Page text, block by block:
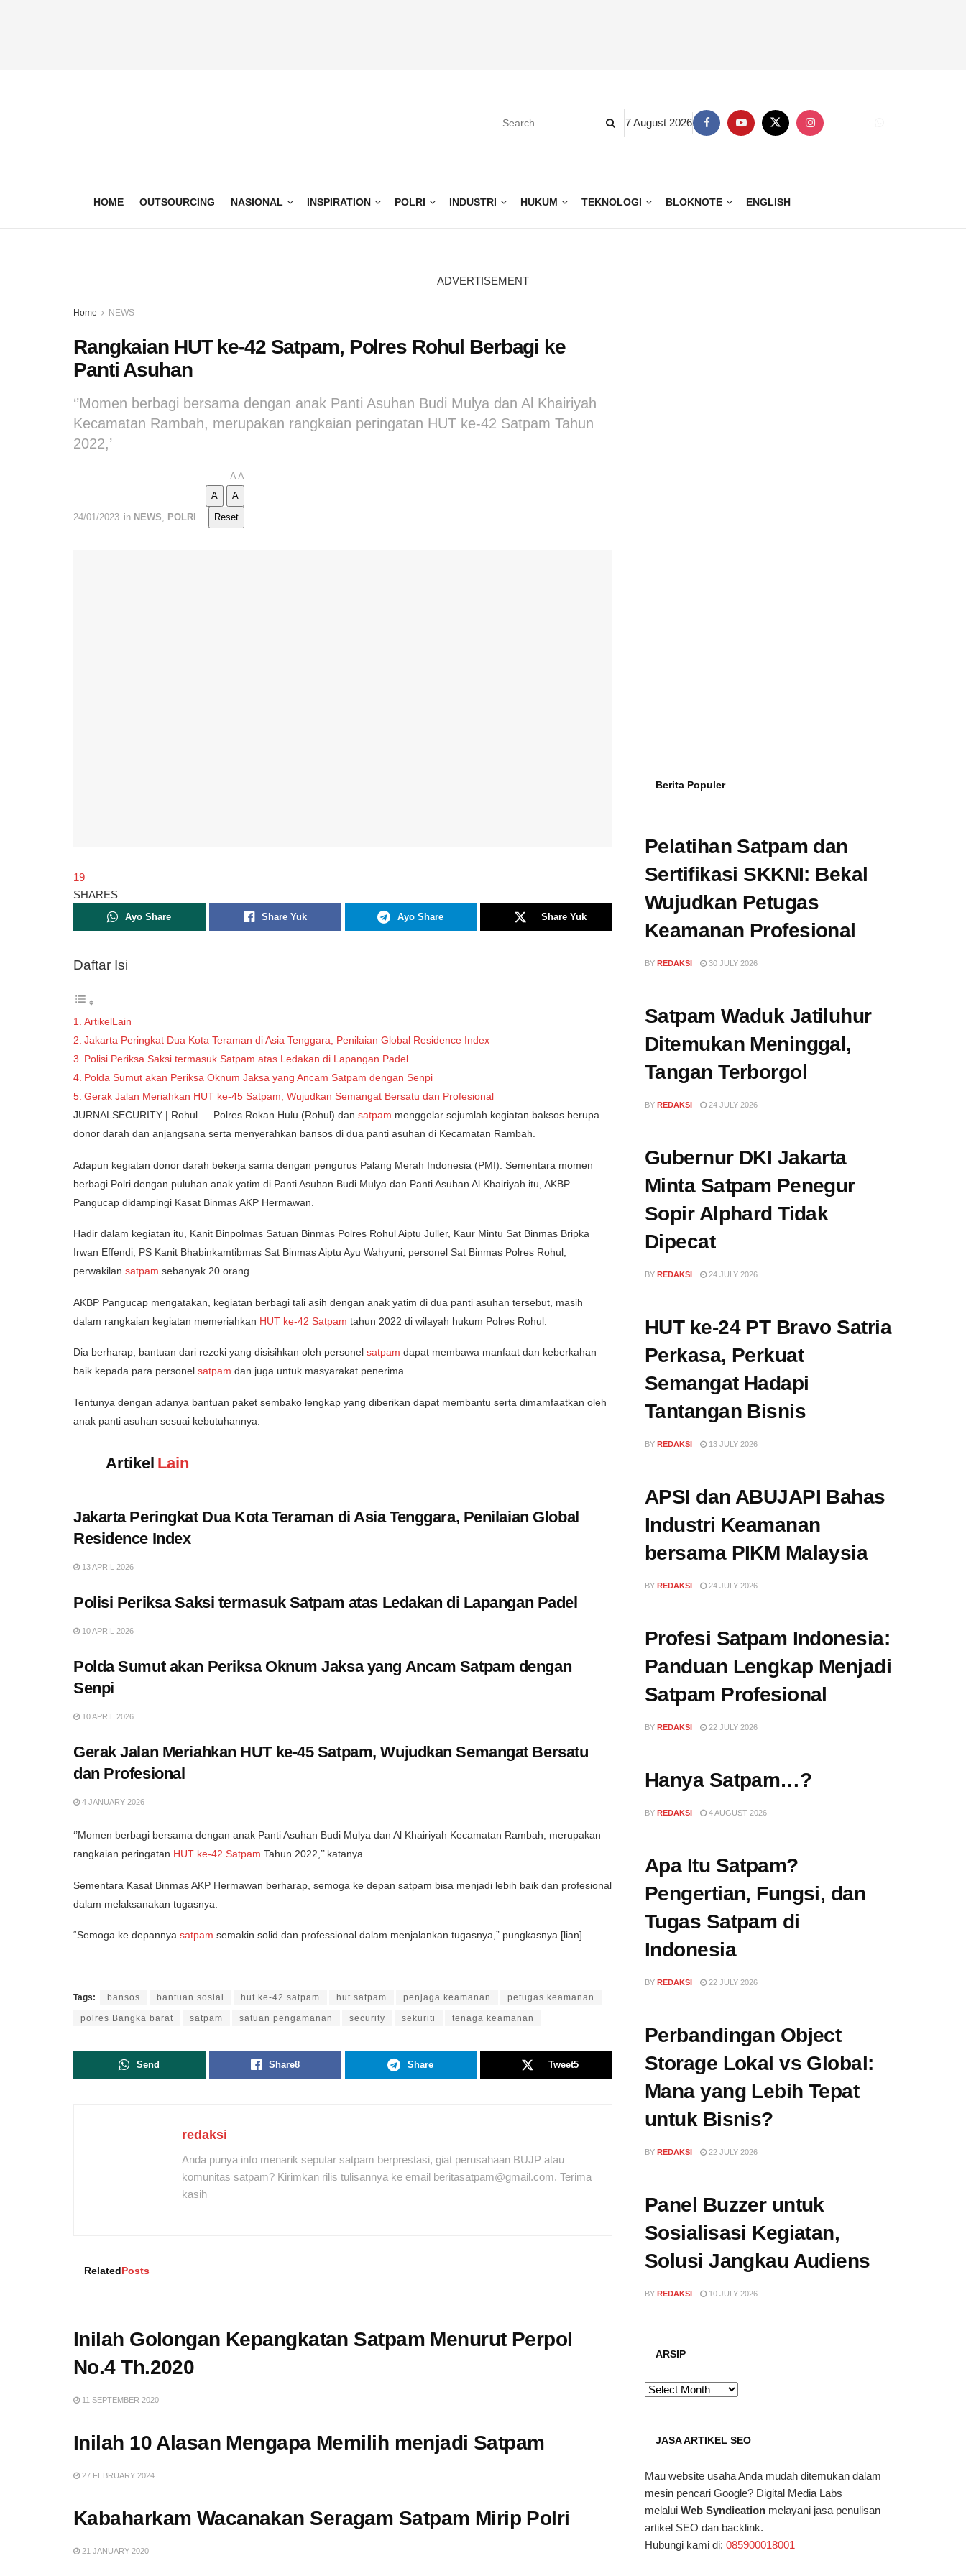
7 August 2026
HOME OUTSOURCING NASIONAL INSPIRATION POLRI INDUSTRI HUKUM TEKNOLOGI BLOKNOTE ENGLISH
ADVERTISEMENT
Home NEWS
Rangkaian HUT ke-42 Satpam, Polres Rohul Berbagi ke
Panti Asuhan
‘’Momen berbagi bersama dengan anak Panti Asuhan Budi Mulya dan Al Khairiyah
Kecamatan Rambah, merupakan rangkaian peringatan HUT ke-42 Satpam Tahun
2022,’
24/01/2023 in NEWS, POLRI
A A
A
A
Reset
19
SHARES
Ayo Share Share Yuk Ayo Share Share Yuk
Daftar Isi
ArtikelLain
Jakarta Peringkat Dua Kota Teraman di Asia Tenggara, Penilaian Global Residence Index
Polisi Periksa Saksi termasuk Satpam atas Ledakan di Lapangan Padel
Polda Sumut akan Periksa Oknum Jaksa yang Ancam Satpam dengan Senpi
Gerak Jalan Meriahkan HUT ke-45 Satpam, Wujudkan Semangat Bersatu dan Profesional
JURNALSECURITY | Rohul — Polres Rokan Hulu (Rohul) dan satpam menggelar sejumlah kegiatan baksos berupa
donor darah dan anjangsana serta menyerahkan bansos di dua panti asuhan di Kecamatan Rambah.
Adapun kegiatan donor darah bekerja sama dengan pengurus Palang Merah Indonesia (PMI). Sementara momen
berbagi Polri dengan puluhan anak yatim di Panti Asuhan Budi Mulya dan Panti Asuhan Al Khairiyah itu, AKBP
Pangucap didampingi Kasat Binmas AKP Hermawan.
Hadir dalam kegiatan itu, Kanit Binpolmas Satuan Binmas Polres Rohul Aiptu Juller, Kaur Mintu Sat Binmas Bripka
Irwan Effendi, PS Kanit Bhabinkamtibmas Sat Binmas Aiptu Ayu Wahyuni, personel Sat Binmas Polres Rohul,
perwakilan satpam sebanyak 20 orang.
AKBP Pangucap mengatakan, kegiatan berbagi tali asih dengan anak yatim di dua panti asuhan tersebut, masih
dalam rangkaian kegiatan memeriahkan HUT ke-42 Satpam tahun 2022 di wilayah hukum Polres Rohul.
Dia berharap, bantuan dari rezeki yang disisihkan oleh personel satpam dapat membawa manfaat dan keberkahan
baik kepada para personel satpam dan juga untuk masyarakat penerima.
Tentunya dengan adanya bantuan paket sembako lengkap yang diberikan dapat membantu serta dimamfaatkan oleh
anak panti asuhan sesuai kebutuhannya.
Artikel Lain
Jakarta Peringkat Dua Kota Teraman di Asia Tenggara, Penilaian Global
Residence Index
13 APRIL 2026
Polisi Periksa Saksi termasuk Satpam atas Ledakan di Lapangan Padel
10 APRIL 2026
Polda Sumut akan Periksa Oknum Jaksa yang Ancam Satpam dengan
Senpi
10 APRIL 2026
Gerak Jalan Meriahkan HUT ke-45 Satpam, Wujudkan Semangat Bersatu
dan Profesional
4 JANUARY 2026
‘’Momen berbagi bersama dengan anak Panti Asuhan Budi Mulya dan Al Khairiyah Kecamatan Rambah, merupakan
rangkaian peringatan HUT ke-42 Satpam Tahun 2022,’’ katanya.
Sementara Kasat Binmas AKP Hermawan berharap, semoga ke depan satpam bisa menjadi lebih baik dan profesional
dalam melaksanakan tugasnya.
“Semoga ke depannya satpam semakin solid dan professional dalam menjalankan tugasnya,” pungkasnya.[lian]
Tags: bansos bantuan sosial hut ke-42 satpam hut satpam penjaga keamanan petugas keamanan
polres Bangka barat satpam satuan pengamanan security sekuriti tenaga keamanan
Send Share8 Share Tweet5
redaksi
Anda punya info menarik seputar satpam berprestasi, giat perusahaan BUJP atau
komunitas satpam? Kirimkan rilis tulisannya ke email beritasatpam@gmail.com. Terima
kasih
RelatedPosts
Inilah Golongan Kepangkatan Satpam Menurut Perpol
No.4 Th.2020
11 SEPTEMBER 2020
Inilah 10 Alasan Mengapa Memilih menjadi Satpam
27 FEBRUARY 2024
Kabaharkam Wacanakan Seragam Satpam Mirip Polri
21 JANUARY 2020
Berita Populer
Pelatihan Satpam dan
Sertifikasi SKKNI: Bekal
Wujudkan Petugas
Keamanan Profesional
BY REDAKSI 30 JULY 2026
Satpam Waduk Jatiluhur
Ditemukan Meninggal,
Tangan Terborgol
BY REDAKSI 24 JULY 2026
Gubernur DKI Jakarta
Minta Satpam Penegur
Sopir Alphard Tidak
Dipecat
BY REDAKSI 24 JULY 2026
HUT ke-24 PT Bravo Satria
Perkasa, Perkuat
Semangat Hadapi
Tantangan Bisnis
BY REDAKSI 13 JULY 2026
APSI dan ABUJAPI Bahas
Industri Keamanan
bersama PIKM Malaysia
BY REDAKSI 24 JULY 2026
Profesi Satpam Indonesia:
Panduan Lengkap Menjadi
Satpam Profesional
BY REDAKSI 22 JULY 2026
Hanya Satpam…?
BY REDAKSI 4 AUGUST 2026
Apa Itu Satpam?
Pengertian, Fungsi, dan
Tugas Satpam di
Indonesia
BY REDAKSI 22 JULY 2026
Perbandingan Object
Storage Lokal vs Global:
Mana yang Lebih Tepat
untuk Bisnis?
BY REDAKSI 22 JULY 2026
Panel Buzzer untuk
Sosialisasi Kegiatan,
Solusi Jangkau Audiens
BY REDAKSI 10 JULY 2026
ARSIP
ARSIP
JASA ARTIKEL SEO
Mau website usaha Anda mudah ditemukan dalam
mesin pencari Google? Digital Media Labs
melalui Web Syndication melayani jasa penulisan
artikel SEO dan backlink.
Hubungi kami di: 085900018001